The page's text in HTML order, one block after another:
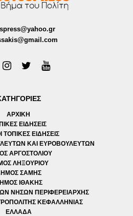
ΑΡΧΙΚΗ
ΕΙΔΗΣΕΙΣ
ΤΟΠΙΚΕΣ ΕΙΔΗΣΕΙΣ
ΚΑΙ ΕΥΡΟΒΟΥΛΕΥΤΩΝ
ΑΡΓΟΣΤΟΛΙΟΥ
ΛΗΞΟΥΡΙΟΥ
ΣΑΜΗΣ
ΙΘΑΚΗΣ
ΝΗΣΩΝ ΠΕΡΙΦΕΡΕΙΑΡΧΗΣ
ΚΕΦΑΛΛΗΝΙΑΣ
ΕΛΛΑΔΑ